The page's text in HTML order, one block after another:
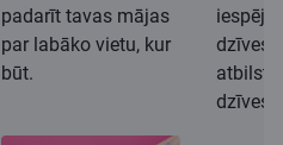
padarīt tavas mājas
par labāko vietu, kur
būt.
iespēju
dzīves